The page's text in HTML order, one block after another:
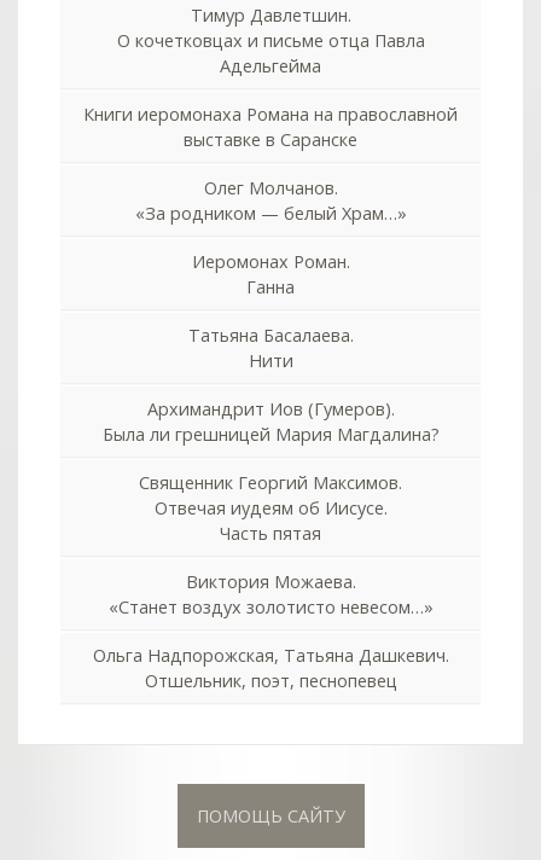
Тимур Давлетшин.
О кочетковцах и письме отца Павла
Адельгейма
Книги иеромонаха Романа на православной
выставке в Саранске
Олег Молчанов.
«За родником — белый Храм…»
Иеромонах Роман.
Ганна
Татьяна Басалаева.
Нити
Архимандрит Иов (Гумеров).
Была ли грешницей Мария Магдалина?
Священник Георгий Максимов.
Отвечая иудеям об Иисусе.
Часть пятая
Виктория Можаева.
«Станет воздух золотисто невесом…»
Ольга Надпорожская, Татьяна Дашкевич.
Отшельник, поэт, песнопевец
ПОМОЩЬ САЙТУ